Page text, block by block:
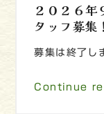
２０２６年
タッフ募集
募集は終了
Continue